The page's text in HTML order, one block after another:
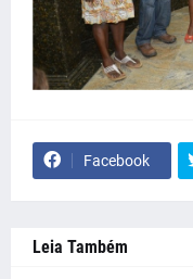
Facebook
Leia Também